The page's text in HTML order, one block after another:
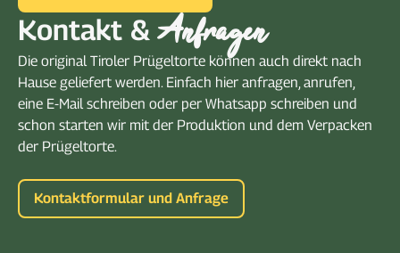
Kontakt &Anfragen
Die original Tiroler Prügeltorte können auch direkt nach
Hause geliefert werden. Einfach hier anfragen, anrufen,
eine E-Mail schreiben oder per Whatsapp schreiben und
schon starten wir mit der Produktion und dem Verpacken
der Prügeltorte.
Kontaktformular und Anfrage